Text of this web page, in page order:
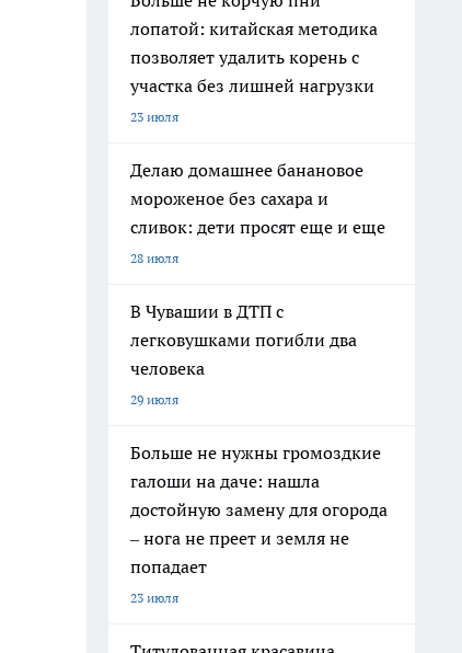
лопатой: китайская методика
позволяет удалить корень с
участка без лишней нагрузки
23 июля
Делаю домашнее банановое
мороженое без сахара и
сливок: дети просят еще и еще
28 июля
В Чувашии в ДТП с
легковушками погибли два
человека
29 июля
Больше не нужны громоздкие
галоши на даче: нашла
достойную замену для огорода
– нога не преет и земля не
попадает
23 июля